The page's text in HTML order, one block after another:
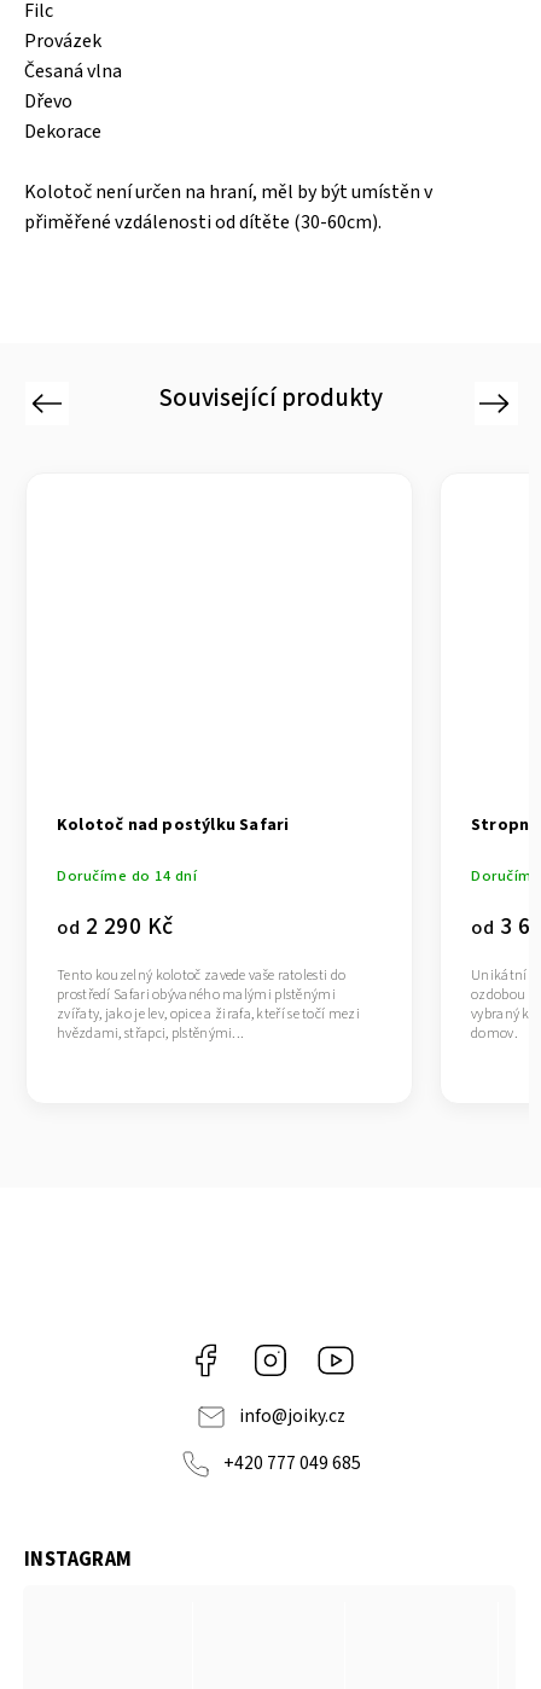
Filc
Provázek
Česaná vlna
Dřevo
Dekorace
Kolotoč není určen na hraní, měl by být umístěn v
přiměřené vzdálenosti od dítěte (30-60cm).
Související produkty
Previous
Kolotoč nad postýlku Safari
Doručíme do 14 dní
od 2 290 Kč
Tento kouzelný kolotoč zavede vaše ratolesti do
prostředí Safari obývaného malými plstěnými
zvířaty, jako je lev, opice a žirafa, kteří se točí mezi
hvězdami, střapci, plstěnými...
Stropní
od 3
Unikátní
ozdobou
vybraný
domov.
Next
Facebook Instagram
info@joiky.cz
+420 777 049 685
INSTAGRAM